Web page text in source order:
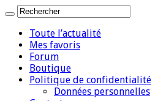
Toute l’actualité
Mes favoris
Forum
Boutique
Politique de confidentialité
Données personnelles